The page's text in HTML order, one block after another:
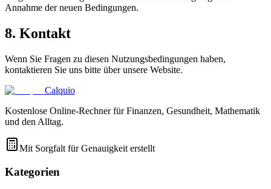
Annahme der neuen Bedingungen.
8. Kontakt
Wenn Sie Fragen zu diesen Nutzungsbedingungen haben,
kontaktieren Sie uns bitte über unsere Website.
Calquio
Kostenlose Online-Rechner für Finanzen, Gesundheit, Mathematik
und den Alltag.
Mit Sorgfalt für Genauigkeit erstellt
Kategorien